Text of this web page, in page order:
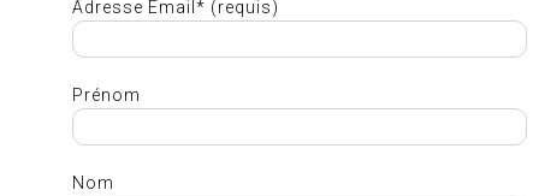
Adresse Email* (requis)
Prénom
Nom